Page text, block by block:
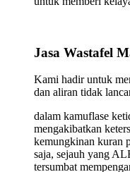
Jasa Wastafel
Kami hadir untuk
dan aliran tidak
dalam kamuflase
mengakibatkan
kemungkinan kuran
saja, sejauh yang
tersumbat